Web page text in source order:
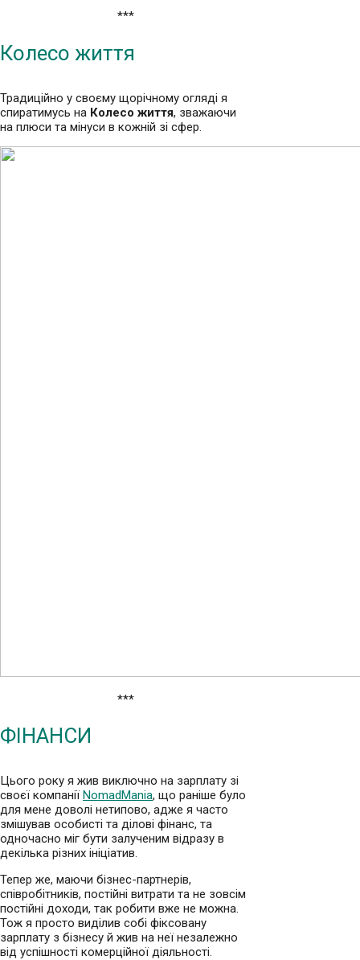
***
Колесо життя
Традиційно у своєму щорічному огляді я
спиратимусь на Колесо життя, зважаючи
на плюси та мінуси в кожній зі сфер.
***
ФІНАНСИ
Цього року я жив виключно на зарплату зі
своєї компанії NomadMania, що раніше було
для мене доволі нетипово, адже я часто
змішував особисті та ділові фінанс, та
одночасно міг бути залученим відразу в
декілька різних ініціатив.
Тепер же, маючи бізнес-партнерів,
співробітників, постійні витрати та не зовсім
постійні доходи, так робити вже не можна.
Тож я просто виділив собі фіксовану
зарплату з бізнесу й жив на неї незалежно
від успішності комерційної діяльності.